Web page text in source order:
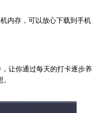
存，可以放心下载到手机
让你通过每天的打卡逐步养